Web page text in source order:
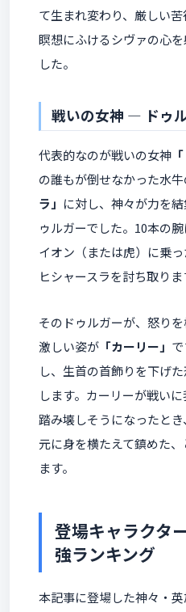
て生まれ変わり、厳しい苦
瞑想にふけるシヴァの心
した。
戦いの女神 ― ドゥ
代表的なのが戦いの女神
の誰もが倒せなかった水
ラ」 に対し、神々が力を
ゥルガーでした。10本の
イオン（または虎）に乗
ヒシャースラを討ち取りま
そのドゥルガーが、怒り
激しい姿が 「カーリー」
し、生首の首飾りを下げ
します。カーリーが戦い
踏み壊しそうになったと
元に身を横たえて鎮めた
ます。
登場キャラクタ
強ランキング
本記事に登場した神々・英